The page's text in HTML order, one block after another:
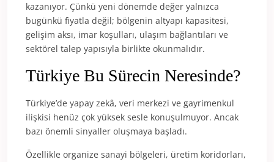
kazanıyor. Çünkü yeni dönemde değer yalnızca
bugünkü fiyatla değil; bölgenin altyapı kapasitesi,
gelişim aksı, imar koşulları, ulaşım bağlantıları ve
sektörel talep yapısıyla birlikte okunmalıdır.
Türkiye Bu Sürecin Neresinde?
Türkiye’de yapay zekâ, veri merkezi ve gayrimenkul
ilişkisi henüz çok yüksek sesle konuşulmuyor. Ancak
bazı önemli sinyaller oluşmaya başladı.
Özellikle organize sanayi bölgeleri, üretim koridorları,